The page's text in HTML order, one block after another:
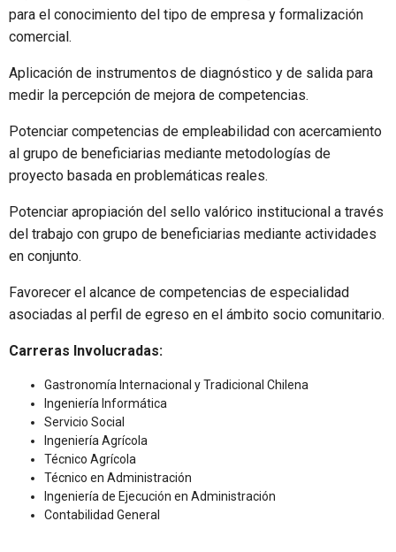
para el conocimiento del tipo de empresa y formalización
comercial.
Aplicación de instrumentos de diagnóstico y de salida para
medir la percepción de mejora de competencias.
Potenciar competencias de empleabilidad con acercamiento
al grupo de beneficiarias mediante metodologías de
proyecto basada en problemáticas reales.
Potenciar apropiación del sello valórico institucional a través
del trabajo con grupo de beneficiarias mediante actividades
en conjunto.
Favorecer el alcance de competencias de especialidad
asociadas al perfil de egreso en el ámbito socio comunitario.
Carreras Involucradas:
Gastronomía Internacional y Tradicional Chilena
Ingeniería Informática
Servicio Social
Ingeniería Agrícola
Técnico Agrícola
Técnico en Administración
Ingeniería de Ejecución en Administración
Contabilidad General